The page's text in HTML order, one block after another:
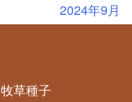
2024年9月
草種子